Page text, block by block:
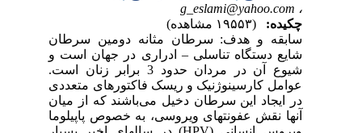
g_eslami@yahoo.com
چکیده:
سابقه و هدف: سرطان مثانه دومین سرطان
شایع دستگاه تناسلی – ادراری در جهان است و
شیوع آن در مردان حدود 3 برابر زنان است.
عوامل کارسینوژنیک و ریسک فاکتورهای متعددی
در ایجاد این سرطان دخیل می‌باشند که از میان
آنها نقش عفونتهای ویروسی، به خصوص پاپیلوما